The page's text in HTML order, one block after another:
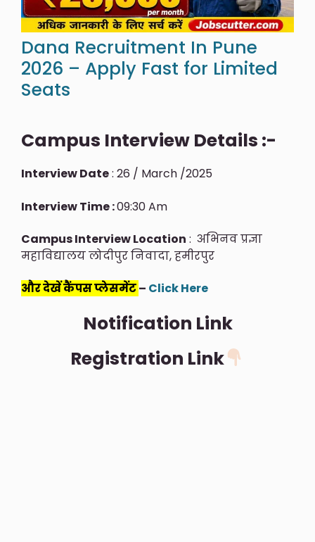
Dana Recruitment In Pune
2026 – Apply Fast for Limited
Seats
Campus Interview Details :-
Interview Date: 26 / March /2025
Interview Time :09:30 Am
Campus Interview Location : अभिनव प्रज्ञा
महाविद्यालय लोदीपुर निवादा, हमीरपुर
और देखें कैंपस प्लेसमेंट– Click Here
Notification Link
Registration Link